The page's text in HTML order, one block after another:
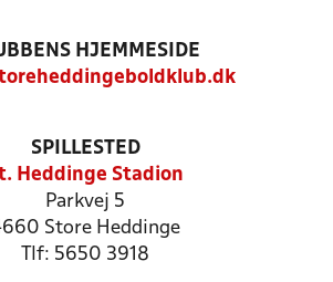
HJEMMESIDE
SPILLESTED
Heddinge Stadion
Parkvej 5
Store Heddinge
Tlf: 5650 3918